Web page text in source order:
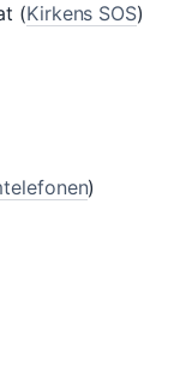
(Kirkens SOS)
)